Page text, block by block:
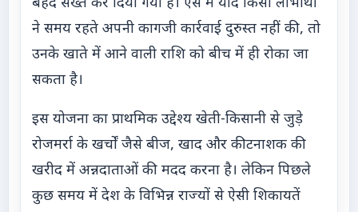
बेहद सख्त कर दिया गया है। ऐसे में यदि किसी लाभार्थी
ने समय रहते अपनी कागजी कार्रवाई दुरुस्त नहीं की, तो
उनके खाते में आने वाली राशि को बीच में ही रोका जा
सकता है।
इस योजना का प्राथमिक उद्देश्य खेती-किसानी से जुड़े
रोजमर्रा के खर्चों जैसे बीज, खाद और कीटनाशक की
खरीद में अन्नदाताओं की मदद करना है। लेकिन पिछले
कुछ समय में देश के विभिन्न राज्यों से ऐसी शिकायतें